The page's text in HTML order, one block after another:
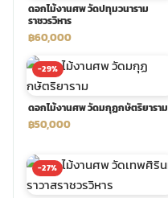
tpdecorate ปูพื้น
ดอกไม้งานศพ วัดปทุมวนาราม
ราชวรวิหาร
฿60,000
-29%
ดอกไม้งานศพ วัดมกุฏกษัตริยาราม
฿50,000
-27%